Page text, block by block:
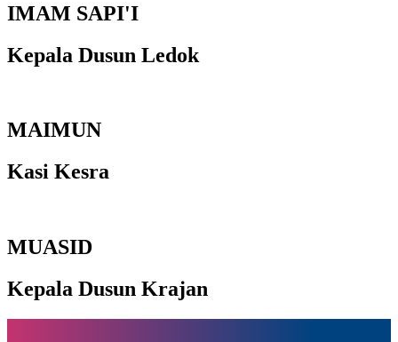
IMAM SAPI'I
Kepala Dusun Ledok
MAIMUN
Kasi Kesra
MUASID
Kepala Dusun Krajan